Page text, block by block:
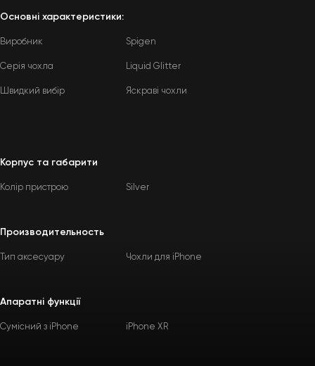
Основні характеристики:
Виробник Spigen
Серія чохла Liquid Glitter
Швидкий вибір Яскраві чохли
Корпус та габарити
Колір пристрою Silver
Производительность
Тип аксесуару Чохли для iPhone
Апаратні функції
Сумісний з iPhone iPhone XR